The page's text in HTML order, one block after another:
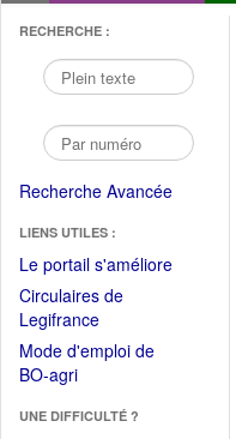
RECHERCHE :
Recherche Avancée
LIENS UTILES :
Le portail s'améliore(Fichier
Circulaires de
Legifrance(Ouvrir
dans
une
fenêtre)
Mode d'emploi de
BO-agri(Ouvrir
une
UNE DIFFICULTÉ ?